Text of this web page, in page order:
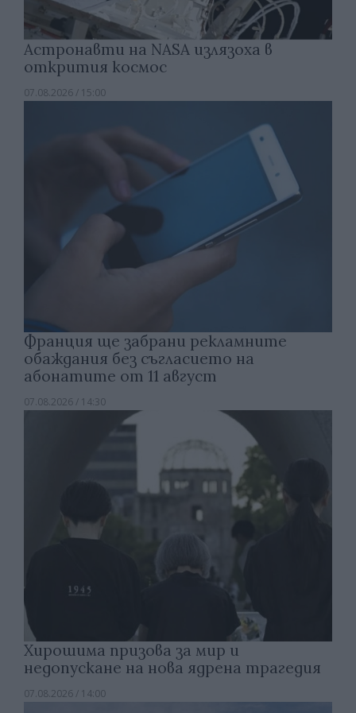
Астронавти на NASA излязоха в
открития космос
07.08.2026 / 15:00
Франция ще забрани рекламните
обаждания без съгласието на
абонатите от 11 август
07.08.2026 / 14:30
Хирошима призова за мир и
недопускане на нова ядрена трагедия
07.08.2026 / 14:00